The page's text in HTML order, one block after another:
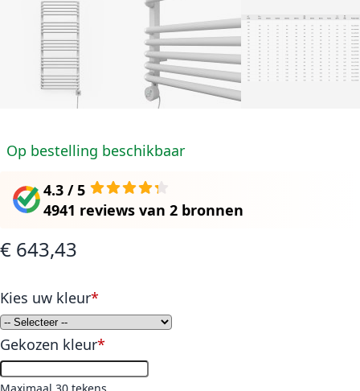
Op bestelling beschikbaar
4.3 / 5
4941 reviews van 2 bronnen
€ 643,43
Kies uw kleur
Gekozen kleur
Maximaal 30 tekens